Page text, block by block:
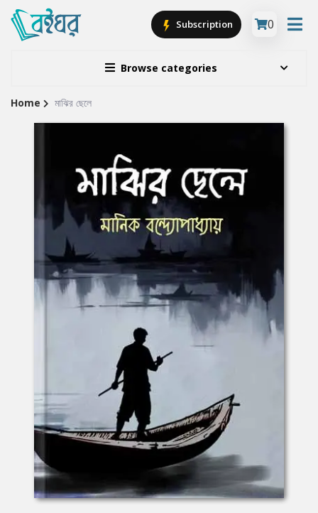
Browse categories
Subscription 0
Site
Home মাঝির ছেলে